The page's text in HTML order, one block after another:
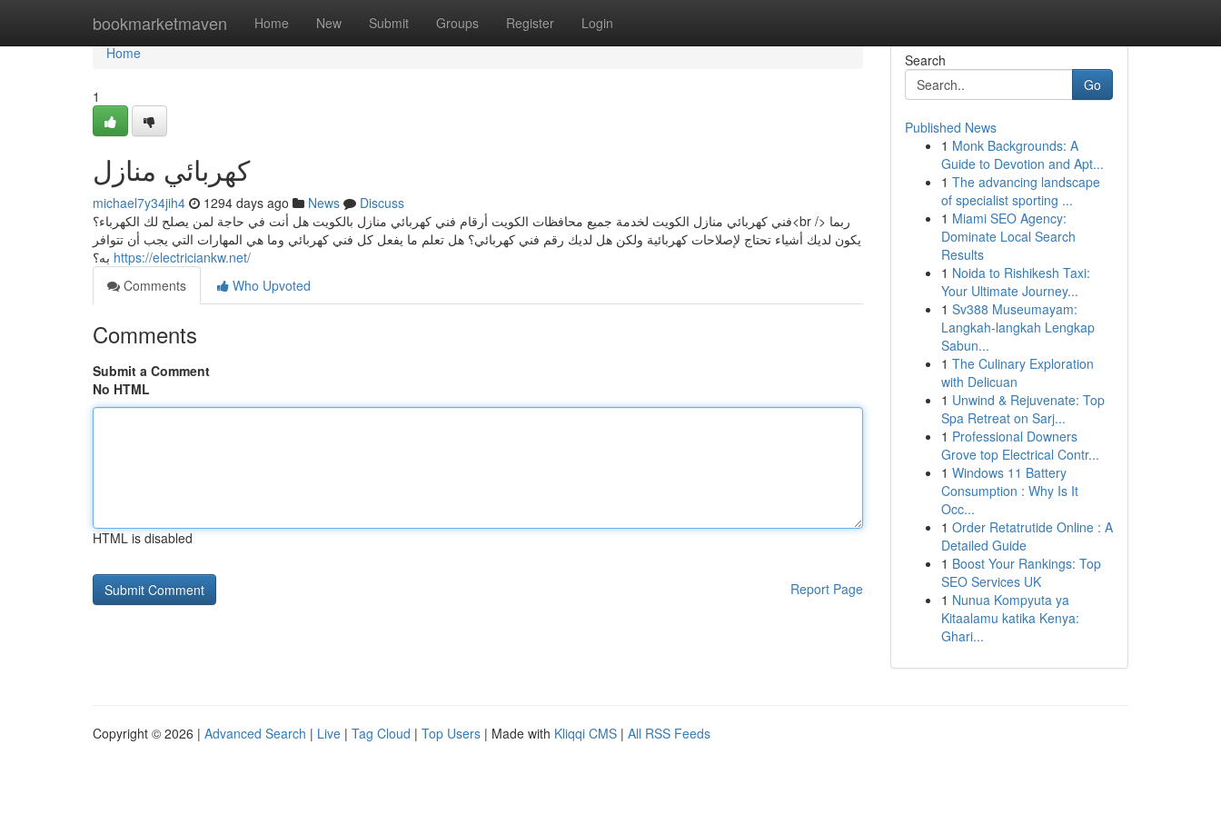
bookmarketmaven Home New Submit Groups Register Login
Home
Home
1
كهربائي منازل
michael7y34jih4 1294 days ago News
Discuss
فني كهربائي منازل الكويت لخدمة جميع محافظات الكويت أرقام فني كهربائي منازل بالكويت هل أنت في حاجة لمن يصلح لك الكهرباء؟<br /> ربما
يكون لديك أشياء تحتاج لإصلاحات كهربائية ولكن هل لديك رقم فني كهربائي؟ هل تعلم ما يفعل كل فني كهربائي وما هي المهارات التي يجب أن تتوافر
https://electriciankw.net/
Comments
Who Upvoted
Comments
Submit a Comment
No HTML
HTML is disabled
Report Page
Search
Go
Published News
1 Monk Backgrounds: A
Guide to Devotion and Apt...
1 The advancing landscape
of specialist sporting ...
1 Miami SEO Agency:
Dominate Local Search
Results
1 Noida to Rishikesh Taxi:
Your Ultimate Journey...
1 Sv388 Museumayam:
Langkah-langkah Lengkap
Sabun...
1 The Culinary Exploration
with Delicuan
1 Unwind & Rejuvenate: Top
Spa Retreat on Sarj...
1 Professional Downers
Grove top Electrical Contr...
1 Windows 11 Battery
Consumption : Why Is It
Occ...
1 Order Retatrutide Online : A
Detailed Guide
1 Boost Your Rankings: Top
SEO Services UK
1 Nunua Kompyuta ya
Kitaalamu katika Kenya:
Ghari...
Copyright © 2026 | Advanced Search | Live | Tag Cloud | Top Users | Made with Kliqqi CMS | All RSS Feeds